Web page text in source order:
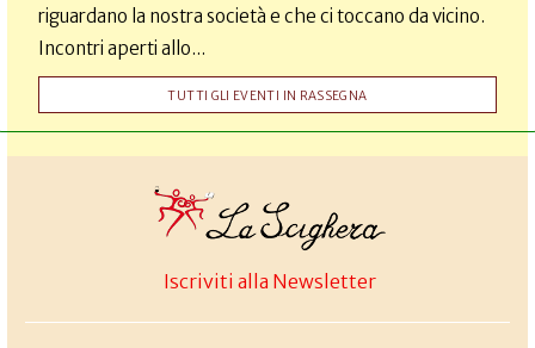
riguardano la nostra società e che ci toccano da vicino.
Incontri aperti allo...
TUTTI GLI EVENTI IN RASSEGNA
Iscriviti alla Newsletter